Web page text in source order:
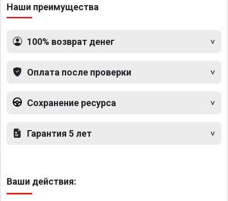
Наши преимущества
100% возврат денег
Оплата после проверки
Сохранение ресурса
Гарантия 5 лет
Ваши действия: